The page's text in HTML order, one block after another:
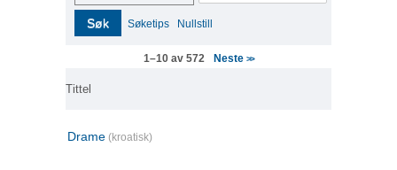
Søk Søketips Nullstill
1–10 av 572 Neste >>
Tittel
Drame (kroatisk)